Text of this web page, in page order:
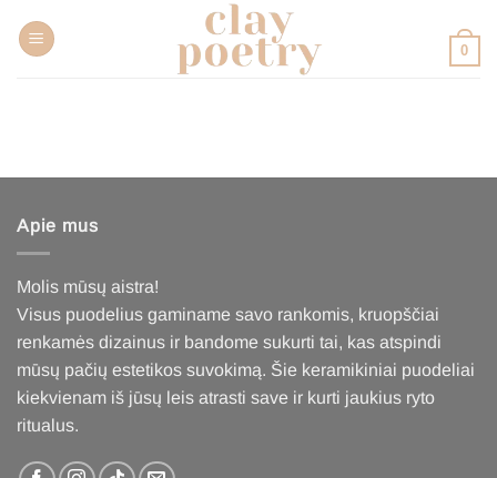
prie
0
Apie mus
Molis mūsų aistra!
Visus puodelius gaminame savo rankomis, kruopščiai
renkamės dizainus ir bandome sukurti tai, kas atspindi
mūsų pačių estetikos suvokimą. Šie keramikiniai puodeliai
kiekvienam iš jūsų leis atrasti save ir kurti jaukius ryto
ritualus.